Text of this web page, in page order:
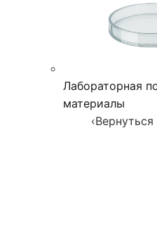
Лабораторная
материалы
‹Вернуться